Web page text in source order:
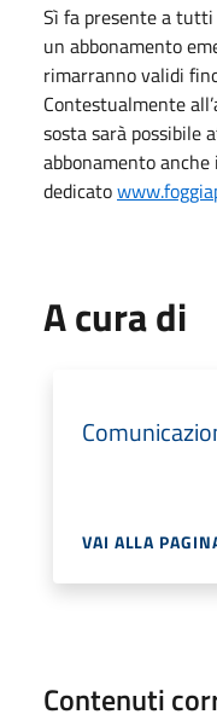
Sì fa presente a
un abbonamento
rimarranno validi
Contestualmente
sosta sarà possibile
abbonamento
dedicato
A cura di
VAI ALLA
Contenuti